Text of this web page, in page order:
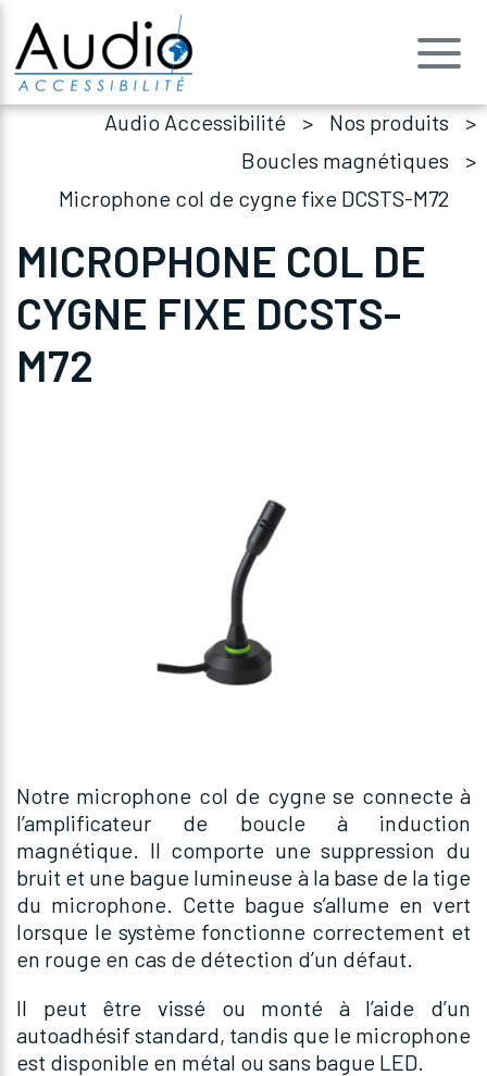
Audio Accessibilité
Nos produits
Boucles magnétiques
Microphone col de cygne fixe DCSTS-M72
MICROPHONE COL DE
CYGNE FIXE DCSTS-
M72
Notre microphone col de cygne se connecte à
l’amplificateur de boucle à induction
magnétique. Il comporte une suppression du
bruit et une bague lumineuse à la base de la tige
du microphone. Cette bague s’allume en vert
lorsque le système fonctionne correctement et
en rouge en cas de détection d’un défaut.
Il peut être vissé ou monté à l’aide d’un
autoadhésif standard, tandis que le microphone
est disponible en métal ou sans bague LED.